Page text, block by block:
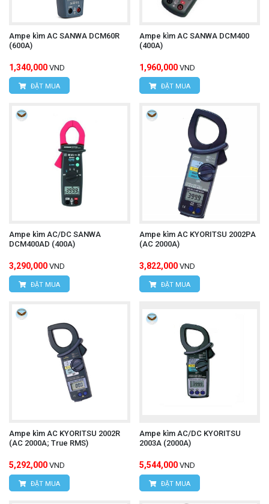
Ampe kìm AC SANWA DCM60R
(600A)
1,340,000 VND
ĐẶT MUA
Ampe kìm AC SANWA DCM400
(400A)
1,960,000 VND
ĐẶT MUA
Ampe kìm AC/DC SANWA
DCM400AD (400A)
3,290,000 VND
ĐẶT MUA
Ampe kìm AC KYORITSU 2002PA
(AC 2000A)
3,822,000 VND
ĐẶT MUA
Ampe kìm AC KYORITSU 2002R
(AC 2000A; True RMS)
5,292,000 VND
ĐẶT MUA
Ampe kìm AC/DC KYORITSU
2003A (2000A)
5,544,000 VND
ĐẶT MUA